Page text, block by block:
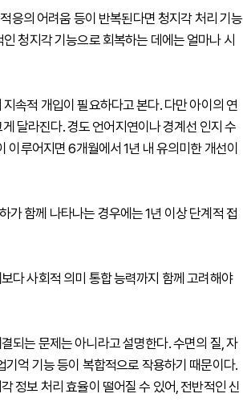
응의 어려움 등이 반복된다면 청지각 처리 기능
청지각 기능으로 회복하는 데에는 얼마나 시
속적 개입이 필요하다고 본다. 다만 아이의 연
달라진다. 경도 언어지연이나 경계선 인지 수
루어지면 6개월에서 1년 내 유의미한 개선이
가 함께 나타나는 경우에는 1년 이상 단계적 접
다 사회적 의미 통합 능력까지 함께 고려해야
되는 문제는 아니라고 설명한다. 수면의 질, 자
억 기능 등이 복합적으로 작용하기 때문이다.
정보 처리 효율이 떨어질 수 있어, 전반적인 신